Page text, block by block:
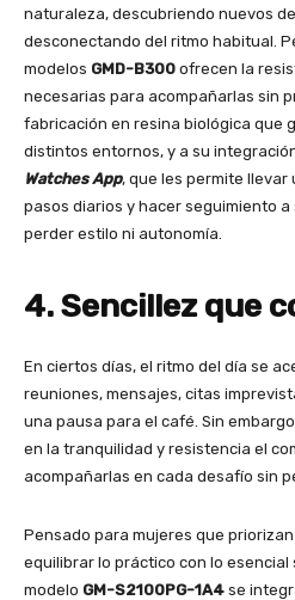
naturaleza, descubriendo nuevos
desconectando del ritmo habitual.
modelos GMD-B300 ofrecen la
necesarias para acompañarlas sin
fabricación en resina biológica que
distintos entornos, y a su
Watches App, que les permite
pasos diarios y hacer seguimiento
perder estilo ni autonomía.
4. Sencillez que
En ciertos días, el ritmo del día se
reuniones, mensajes, citas
una pausa para el café. Sin
en la tranquilidad y resistencia el
acompañarlas en cada desafío sin
Pensado para mujeres que
equilibrar lo práctico con lo esencial
modelo GM-S2100PG-1A4 se